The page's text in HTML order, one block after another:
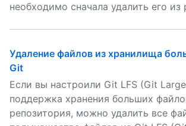
необходимо сначала удалить его из
Удаление файлов из хранилища
Git
Если вы настроили Git LFS (Git
поддержка хранения больших
репозитория, можно удалить все